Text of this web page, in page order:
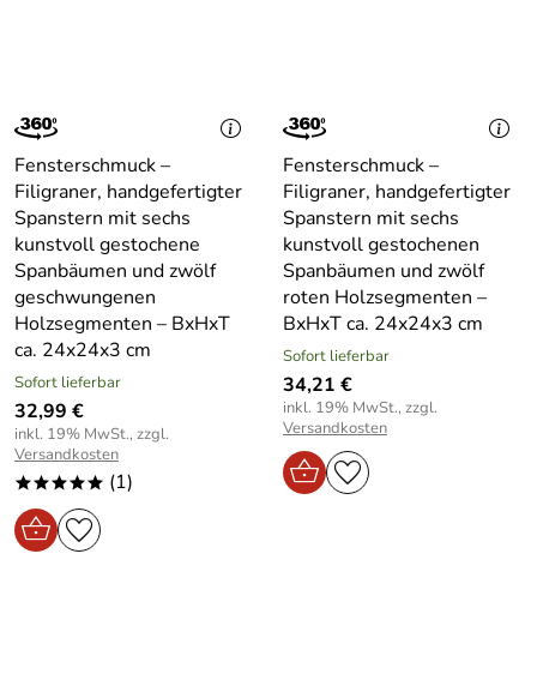
Fensterschmuck –
Filigraner, handgefertigter
Spanstern mit sechs
kunstvoll gestochene
Spanbäumen und zwölf
geschwungenen
Holzsegmenten – BxHxT
ca. 24x24x3 cm
Sofort lieferbar
32,99 €
inkl. 19% MwSt., zzgl.
Versandkosten
***** (1)
Fensterschmuck –
Filigraner, handgefertigter
Spanstern mit sechs
kunstvoll gestochenen
Spanbäumen und zwölf
roten Holzsegmenten –
BxHxT ca. 24x24x3 cm
Sofort lieferbar
34,21 €
inkl. 19% MwSt., zzgl.
Versandkosten